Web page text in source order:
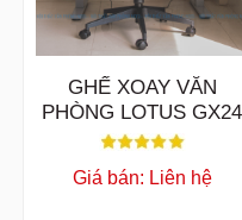
GHẾ XOAY VĂN
PHÒNG LOTUS GX24
Giá bán: Liên hệ